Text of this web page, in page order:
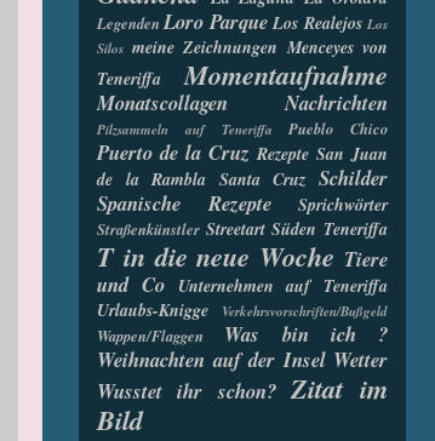
Legenden Loro Parque Los Realejos Los
Silos meine Zeichnungen Menceyes von
Teneriffa
Momentaufnahme
Monatscollagen Nachrichten
Pilzsammeln auf Teneriffa Pueblo Chico
Puerto de la Cruz Rezepte San Juan
de la Rambla Santa Cruz Schilder
Spanische Rezepte
Sprichwörter
Straßenkünstler Streetart Süden Teneriffa
T in die neue Woche Tiere
und Co
Unternehmen auf Teneriffa
Urlaubs-Knigge
Verkehrsvorschriften/Bußgeld
Wappen/Flaggen
Was bin ich ?
Weihnachten auf der Insel Wetter
Wusstet ihr schon? Zitat im
Bild